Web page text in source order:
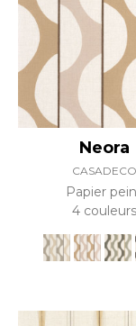
Neora
CASADECO
Papier
4 couleurs